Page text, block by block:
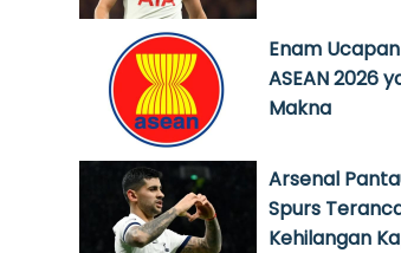
Enam
ASEAN 2026
Makna
Arsenal
Spurs
Kehilangan